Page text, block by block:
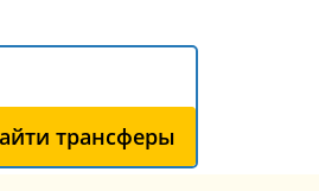
трансферы